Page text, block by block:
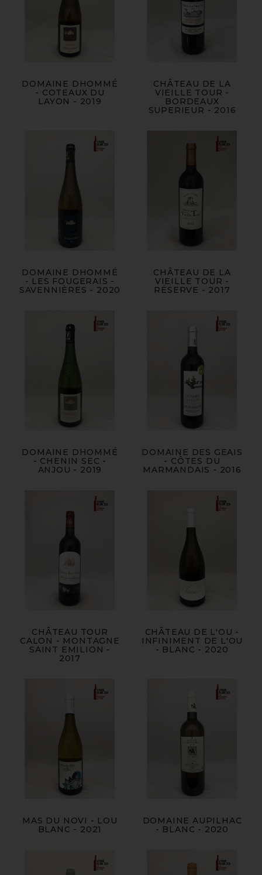
DOMAINE DHOMMÉ
- COTEAUX DU
LAYON - 2019
CHÂTEAU DE LA
VIEILLE TOUR -
BORDEAUX
SUPERIEUR - 2016
DOMAINE DHOMMÉ
- LES FOUGERAIS -
SAVENNIÈRES - 2020
CHÂTEAU DE LA
VIEILLE TOUR -
RÉSERVE - 2017
DOMAINE DHOMMÉ
- CHENIN SEC -
ANJOU - 2019
DOMAINE DES GEAIS
- CÔTES DU
MARMANDAIS - 2016
CHÂTEAU TOUR
CALON - MONTAGNE
SAINT EMILION -
2017
CHÂTEAU DE L'OU -
INFINIMENT DE L'OU
- BLANC - 2020
MAS DU NOVI - LOU
BLANC - 2021
DOMAINE AUPILHAC
- BLANC - 2020